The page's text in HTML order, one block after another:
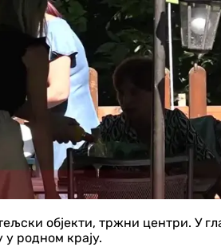
објекти, тржни центри. У
родном крају.